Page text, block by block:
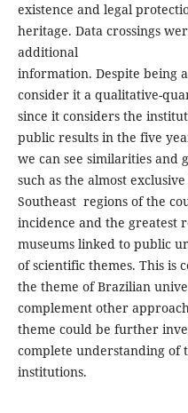
existence and legal
heritage. Data crossings
additional
information. Despite being
consider it a qualitative-
since it considers the
public results in the five
we can see similarities and
such as the almost
Southeast regions of the
incidence and the greatest
museums linked to public
of scientific themes. This is
the theme of Brazilian
complement other
theme could be further
complete understanding of
institutions.